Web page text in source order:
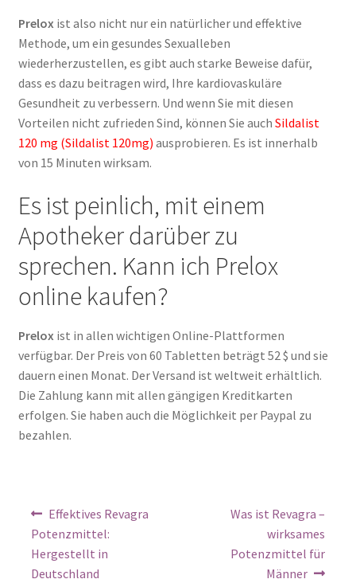
Prelox ist also nicht nur ein natürlicher und effektive
Methode, um ein gesundes Sexualleben
wiederherzustellen, es gibt auch starke Beweise dafür,
dass es dazu beitragen wird, Ihre kardiovaskuläre
Gesundheit zu verbessern. Und wenn Sie mit diesen
Vorteilen nicht zufrieden Sind, können Sie auch Sildalist
120 mg (Sildalist 120mg) ausprobieren. Es ist innerhalb
von 15 Minuten wirksam.
Es ist peinlich, mit einem
Apotheker darüber zu
sprechen. Kann ich Prelox
online kaufen?
Prelox ist in allen wichtigen Online-Plattformen
verfügbar. Der Preis von 60 Tabletten beträgt 52 $ und sie
dauern einen Monat. Der Versand ist weltweit erhältlich.
Die Zahlung kann mit allen gängigen Kreditkarten
erfolgen. Sie haben auch die Möglichkeit per Paypal zu
bezahlen.
Effektives Revagra
Potenzmittel:
Hergestellt in
Deutschland
Was ist Revagra –
wirksames
Potenzmittel für
Männer